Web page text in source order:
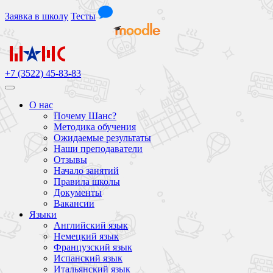
Заявка в школу Тесты
+7 (3522) 45-83-83
О нас
Почему Шанс?
Методика обучения
Ожидаемые результаты
Наши преподаватели
Отзывы
Начало занятий
Правила школы
Документы
Вакансии
Языки
Английский язык
Немецкий язык
Французский язык
Испанский язык
Итальянский язык